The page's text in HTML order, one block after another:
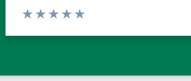
Valuta da 1 a 5 stelle la pagina